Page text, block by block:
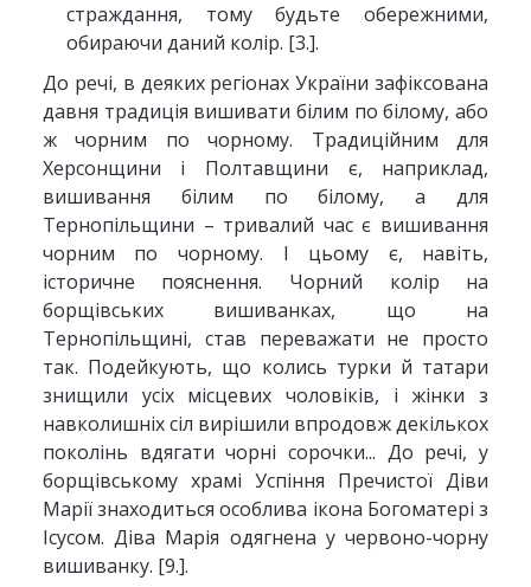
страждання, тому будьте обережними,
обираючи даний колір. [3.].
До речі, в деяких регіонах України зафіксована
давня традиція вишивати білим по білому, або
ж чорним по чорному. Традиційним для
Херсонщини і Полтавщини є, наприклад,
вишивання білим по білому, а для
Тернопільщини – тривалий час є вишивання
чорним по чорному. І цьому є, навіть,
історичне пояснення. Чорний колір на
борщівських вишиванках, що на
Тернопільщині, став переважати не просто
так. Подейкують, що колись турки й татари
знищили усіх місцевих чоловіків, і жінки з
навколишніх сіл вирішили впродовж декількох
поколінь вдягати чорні сорочки... До речі, у
борщівському храмі Успіння Пречистої Діви
Марії знаходиться особлива ікона Богоматері з
Ісусом. Діва Марія одягнена у червоно-чорну
вишиванку. [9.].